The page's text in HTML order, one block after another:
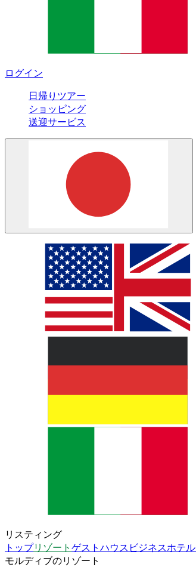
ログイン
日帰りツアー
ショッピング
送迎サービス
リスティング
トップリゾート ゲストハウス ビジネスホテル
モルディブのリゾート